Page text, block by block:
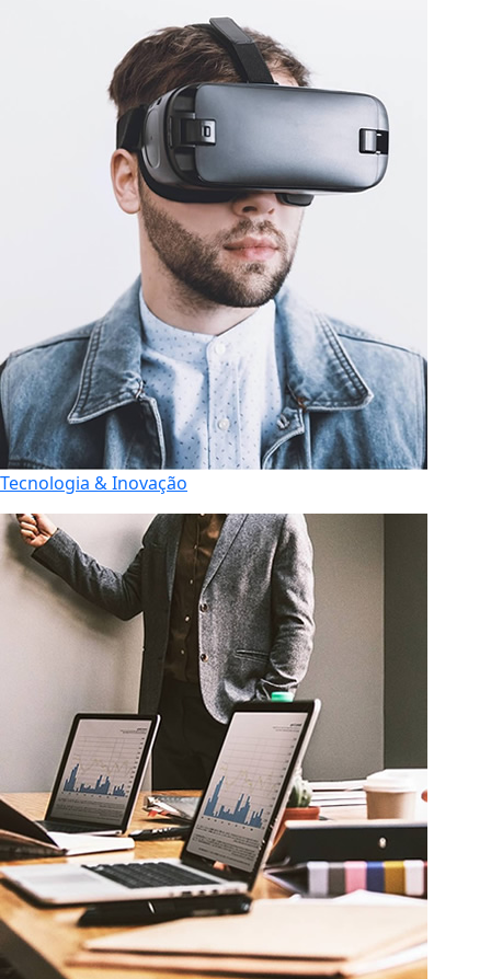
Tecnologia & Inovação